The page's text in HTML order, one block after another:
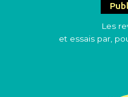
Les
et essais par,